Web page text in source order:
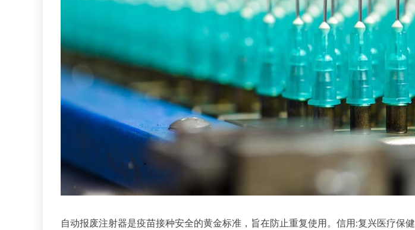
自动报废注射器是疫苗接种安全的黄金标准，旨在防止重复使用。信用:复兴医疗保健